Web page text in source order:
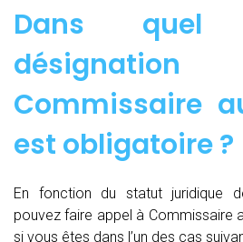
Dans
Commissaire
est obligatoire ?
En fonction du statut juridique
pouvez faire appel à Commissaire
si vous êtes dans l’un des cas